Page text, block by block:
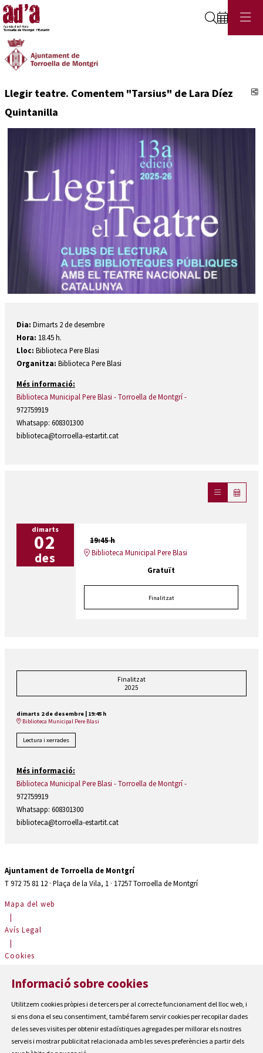
Cerca
Llegir teatre. Comentem "Tarsius" de Lara Díez
Quintanilla
Dia: Dimarts 2 de desembre
Hora: 18.45 h.
Lloc: Biblioteca Pere Blasi
Organitza: Biblioteca Pere Blasi
Més informació:
Biblioteca Municipal Pere Blasi - Torroella de Montgrí -
972759919
Whatsapp: 608301300
biblioteca@torroella-estartit.cat
dimarts
02
des
19:45 h
Biblioteca Municipal Pere Blasi
Gratuït
Finalitzat
Finalitzat
2025
dimarts 2 de desembre | 19:45 h
Biblioteca Municipal Pere Blasi
Lectura i xerrades
Més informació:
Biblioteca Municipal Pere Blasi - Torroella de Montgrí -
972759919
Whatsapp: 608301300
biblioteca@torroella-estartit.cat
Ajuntament de Torroella de Montgrí
T 972 75 81 12 · Plaça de la Vila, 1 · 17257 Torroella de Montgrí
Mapa del web
|
Avís Legal
|
Cookies
Contactar
Accessibilitat
Informació sobre cookies
Utilitzem cookies pròpies i de tercers per al correcte funcionament del lloc web, i
si ens dona el seu consentiment, també farem servir cookies per recopilar dades
de les seves visites per obtenir estadístiques agregades per millorar els nostres
serveis i mostrar publicitat relacionada amb les seves preferències a partir dels